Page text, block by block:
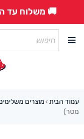
🚚 משלוח עד
עמוד הבית ›מוצרים
מטר)